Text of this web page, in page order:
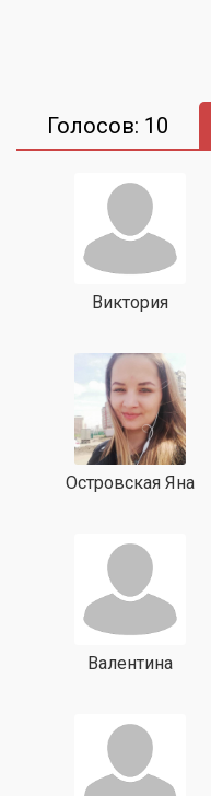
Голосов: 10
Виктория
Островская Яна
Валентина